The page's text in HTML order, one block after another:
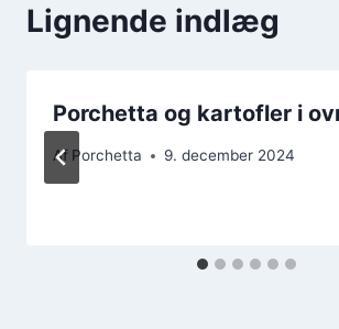
Lignende indlæg
Porchetta og kartofler i
Af Porchetta 9. december 2024